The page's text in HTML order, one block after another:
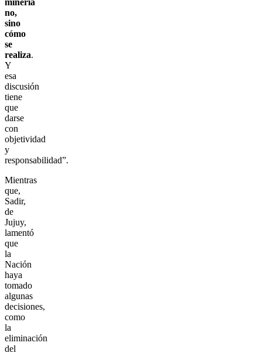
minería
no,
sino
cómo
se
realiza.
Y
esa
discusión
tiene
que
darse
con
objetividad
y
responsabilidad”.
Mientras
que,
Sadir,
de
Jujuy,
lamentó
que
la
Nación
haya
tomado
algunas
decisiones,
como
la
eliminación
del